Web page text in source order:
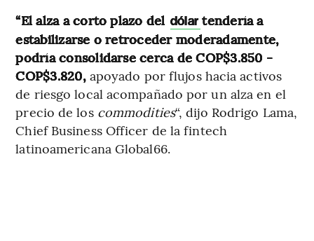
“El alza a corto plazo del dólartendería a
estabilizarse o retroceder moderadamente,
podría consolidarse cerca de COP$3.850 -
COP$3.820,apoyado por flujos hacia activos
de riesgo local acompañado por un alza en el
precio de loscommodities“, dijo Rodrigo Lama,
Chief Business Officer de la fintech
latinoamericana Global66.